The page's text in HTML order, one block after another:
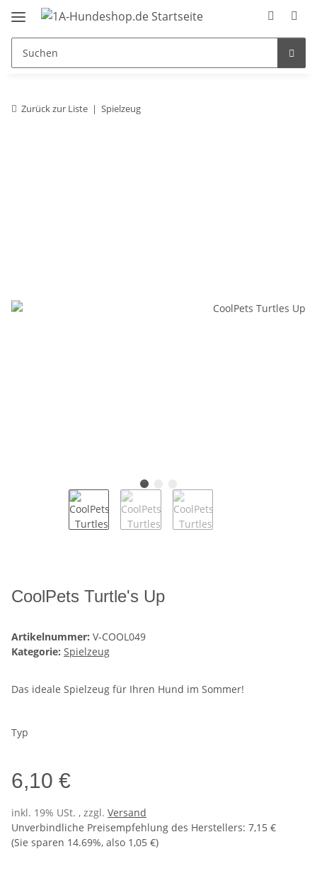
Zurück zur Liste Spielzeug
CoolPets Turtle's Up
Artikelnummer: V-COOL049
Kategorie: Spielzeug
Das ideale Spielzeug für Ihren Hund im Sommer!
Typ
6,10 €
inkl. 19% USt. , zzgl. Versand
Unverbindliche Preisempfehlung des Herstellers: 7,15 €
(Sie sparen 14.69%, also 1,05 €)